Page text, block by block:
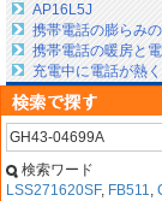
AP16L5J
携帯電話の膨らみ
携帯電話の暖房と
充電中に電話が熱
検索ワード
LSS271620SF, FB511,